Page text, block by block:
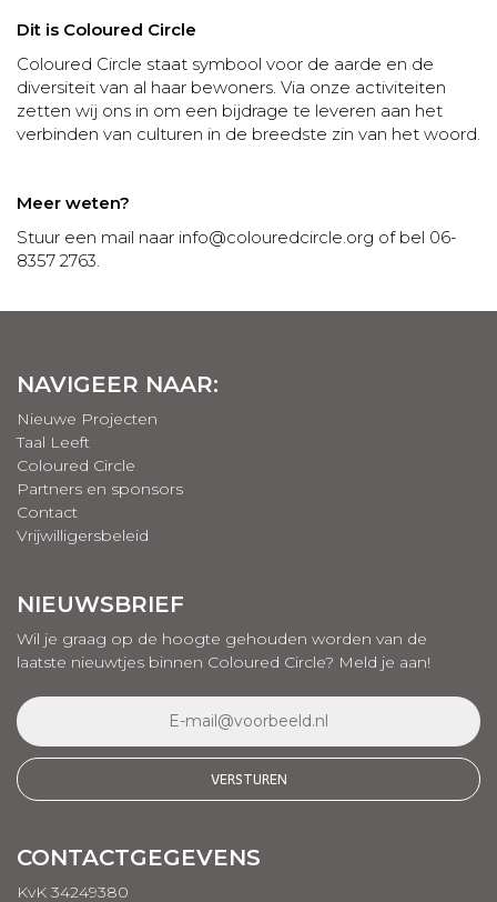
Dit is Coloured Circle
Coloured Circle staat symbool voor de aarde en de
diversiteit van al haar bewoners. Via onze activiteiten
zetten wij ons in om een bijdrage te leveren aan het
verbinden van culturen in de breedste zin van het woord.
Meer weten?
Stuur een mail naar info@colouredcircle.org of bel 06-
8357 2763.
NAVIGEER NAAR:
Nieuwe Projecten
Taal Leeft
Coloured Circle
Partners en sponsors
Contact
Vrijwilligersbeleid
NIEUWSBRIEF
Wil je graag op de hoogte gehouden worden van de
laatste nieuwtjes binnen Coloured Circle? Meld je aan!
CONTACTGEGEVENS
KvK 34249380